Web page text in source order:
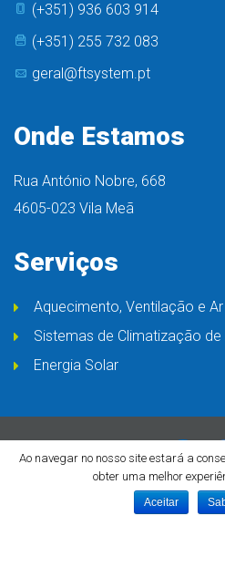
(+351) 936 603 914
(+351) 255 732 083
geral@ftsystem.pt
Onde Estamos
Rua António Nobre, 668
4605-023 Vila Meã
Serviços
Aquecimento, Ventilação e
Sistemas de Climatização
Energia Solar
© COPYRIGHT 2018 FT
Ao navegar no nosso site estará a
obter uma melhor
Aceitar